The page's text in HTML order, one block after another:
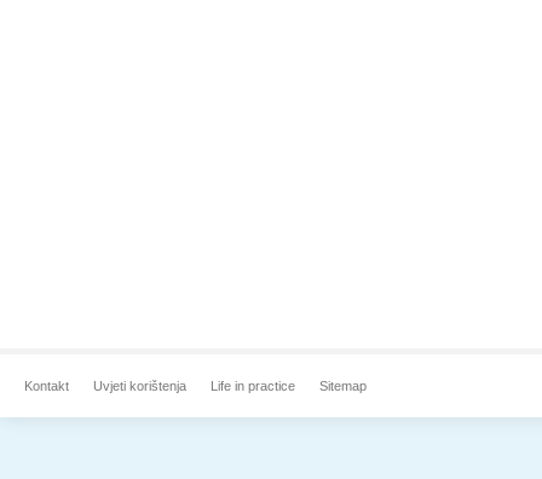
Kontakt Uvjeti korištenja Life in practice Sitemap